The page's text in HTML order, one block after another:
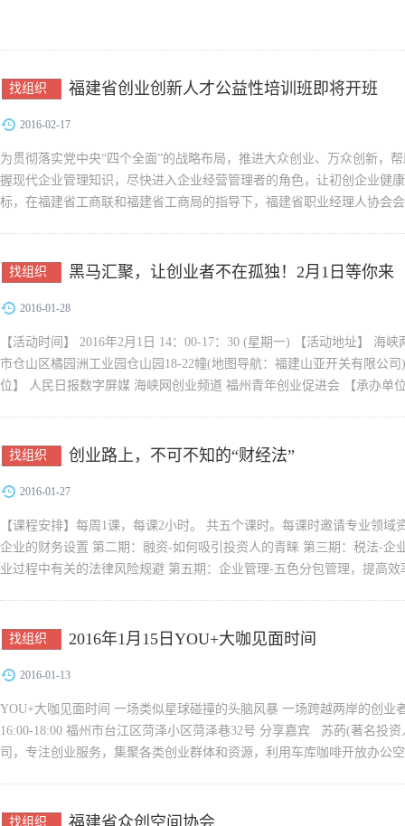
找组织 福建省创业创新人才公益性培训班即将开班
2016-02-17
为贯彻落实党中央“四个全面”的战略布局，推进大众创业、万众创新，
握现代企业管理知识，尽快进入企业经营管理者的角色，让初创企业健
标，在福建省工商联和福建省工商局的指导下，福建省职业经理人协会
找组织 黑马汇聚，让创业者不在孤独！2月1日等你来
2016-01-28
【活动时间】 2016年2月1日 14：00-17：30 (星期一) 【活动地址】 海
市仓山区橘园洲工业园仓山园18-22幢(地图导航：福建山亚开关有限公
位】 人民日报数字屏媒 海峡网创业频道 福州青年创业促进会 【承办单
找组织 创业路上，不可不知的“财经法”
2016-01-27
【课程安排】每周1课，每课2小时。 共五个课时。每课时邀请专业领
企业的财务设置 第二期：融资-如何吸引投资人的青睐 第三期：税法-企
业过程中有关的法律风险规避 第五期：企业管理-五色分包管理，提高
找组织 2016年1月15日YOU+大咖见面时间
2016-01-13
YOU+大咖见面时间 一场类似星球碰撞的头脑风暴 一场跨越两岸的创业
16:00-18:00 福州市台江区菏泽小区菏泽巷32号 分享嘉宾 苏菂(著名投
司，专注创业服务，集聚各类创业群体和资源，利用车库咖啡开放办公
找组织 福建省众创空间协会